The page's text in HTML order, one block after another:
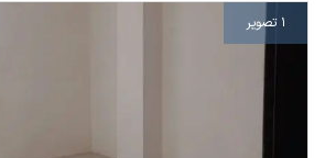
1 تصویر